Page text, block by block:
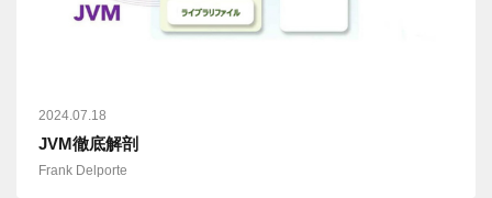
2024.07.18
JVM徹底解剖
Frank Delporte